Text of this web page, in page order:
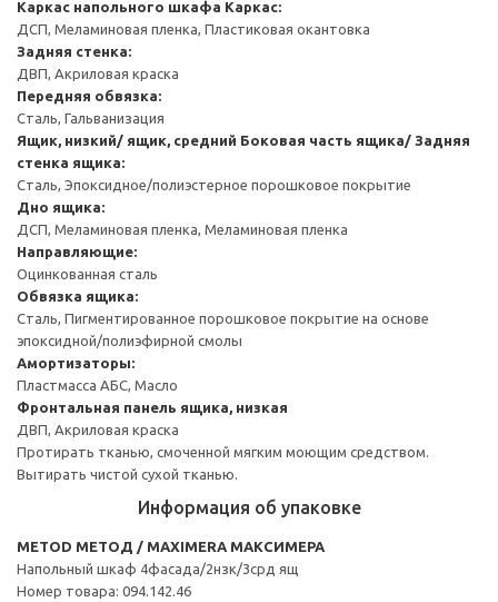
Каркас напольного шкафа Каркас:
ДСП, Меламиновая пленка, Пластиковая окантовка
Задняя стенка:
ДВП, Акриловая краска
Передняя обвязка:
Сталь, Гальванизация
Ящик, низкий/ ящик, средний Боковая часть ящика/ Задняя
стенка ящика:
Сталь, Эпоксидное/полиэстерное порошковое покрытие
Дно ящика:
ДСП, Меламиновая пленка, Меламиновая пленка
Направляющие:
Оцинкованная сталь
Обвязка ящика:
Сталь, Пигментированное порошковое покрытие на основе
эпоксидной/полиэфирной смолы
Амортизаторы:
Пластмасса АБС, Масло
Фронтальная панель ящика, низкая
ДВП, Акриловая краска
Протирать тканью, смоченной мягким моющим средством.
Вытирать чистой сухой тканью.
Информация об упаковке
METOD МЕТОД / MAXIMERA МАКСИМЕРА
Напольный шкаф 4фасада/2нзк/3срд ящ
Номер товара: 094.142.46